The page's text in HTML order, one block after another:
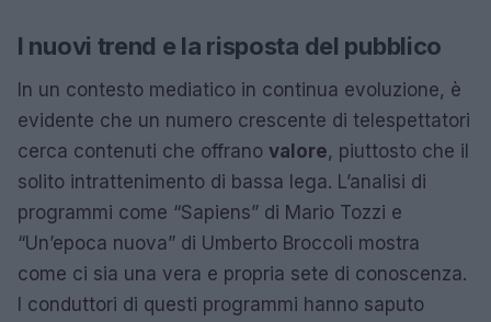
I nuovi trend e la risposta del pubblico
In un contesto mediatico in continua evoluzione, è
evidente che un numero crescente di telespettatori
cerca contenuti che offrano valore, piuttosto che il
solito intrattenimento di bassa lega. L’analisi di
programmi come “Sapiens” di Mario Tozzi e
“Un’epoca nuova” di Umberto Broccoli mostra
come ci sia una vera e propria sete di conoscenza.
I conduttori di questi programmi hanno saputo